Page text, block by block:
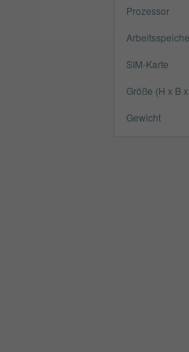
Prozessor
SIM-Karte
Größe (H x B
Gewicht